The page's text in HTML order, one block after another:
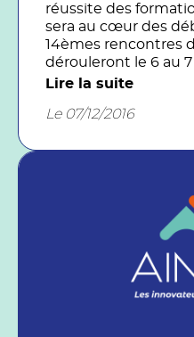
réussite des
sera au cœur des
14èmes rencontres
dérouleront le 6 au
de Clermont-Ferrand.
Lire la suite
Le 07/12/2016